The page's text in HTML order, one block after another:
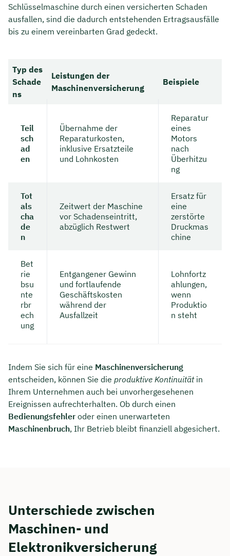
Schlüsselmaschine durch einen versicherten Schaden
ausfallen, sind die dadurch entstehenden Ertragsausfälle
bis zu einem vereinbarten Grad gedeckt.
Typ des
Schade
ns
Leistungen der
Maschinenversicherung
Beispiele
Teil
sch
ad
en
Übernahme der
Reparaturkosten,
inklusive Ersatzteile
und Lohnkosten
Reparatur
eines
Motors
nach
Überhitzu
ng
Tot
als
cha
de
n
Zeitwert der Maschine
vor Schadenseintritt,
abzüglich Restwert
Ersatz für
eine
zerstörte
Druckmas
chine
Bet
rie
bsu
nte
rbr
ech
ung
Entgangener Gewinn
und fortlaufende
Geschäftskosten
während der
Ausfallzeit
Lohnfortz
ahlungen,
wenn
Produktio
n steht
Indem Sie sich für eine Maschinenversicherung
entscheiden, können Sie die produktive Kontinuitätin
Ihrem Unternehmen auch bei unvorhergesehenen
Ereignissen aufrechterhalten. Ob durch einen
Bedienungsfehler oder einen unerwarteten
Maschinenbruch, Ihr Betrieb bleibt finanziell abgesichert.
Unterschiede zwischen
Maschinen- und
Elektronikversicherung